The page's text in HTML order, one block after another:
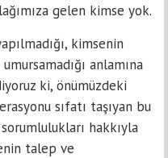
gelen kimse yok.
kimsenin
anlamına
ki, önümüzdeki
sıfatı taşıyan bu
hakkıyla
talep ve